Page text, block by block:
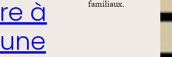
re à
une
familiaux.